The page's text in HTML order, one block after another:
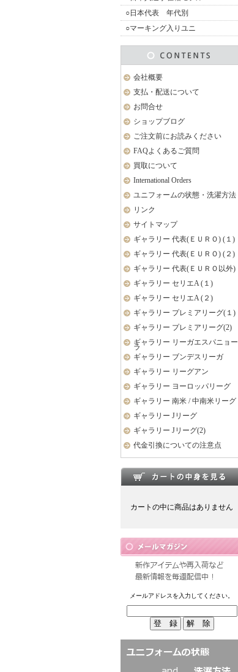
○日本代表 年代別
○マーキング入りユニ
会社概要
支払・配送について
お問合せ
ショップブログ
ご注文前にお読みください
FAQよくあるご質問
買取について
International Orders
ユニフォームの状態・洗濯方法
リンク
サイトマップ
ギャラリー 代表(ＥＵＲＯ) (１)
ギャラリー 代表(ＥＵＲＯ) (２)
ギャラリー 代表(ＥＵＲＯ以外)
ギャラリー セリエA (１)
ギャラリー セリエA (２)
ギャラリー プレミアリーグ(１)
ギャラリー プレミアリーグ(2)
ギャラリー リーガエスパニョー
ラ
ギャラリー ブンデスリーガ
ギャラリー リーグアン
ギャラリー ヨーロッパリーグ
ギャラリー 南米 / 中南米リーグ
ギャラリー Jリーグ
ギャラリー Jリーグ(2)
代金引換についての注意点
カートの中に商品はありません
メールアドレスを入力してください。